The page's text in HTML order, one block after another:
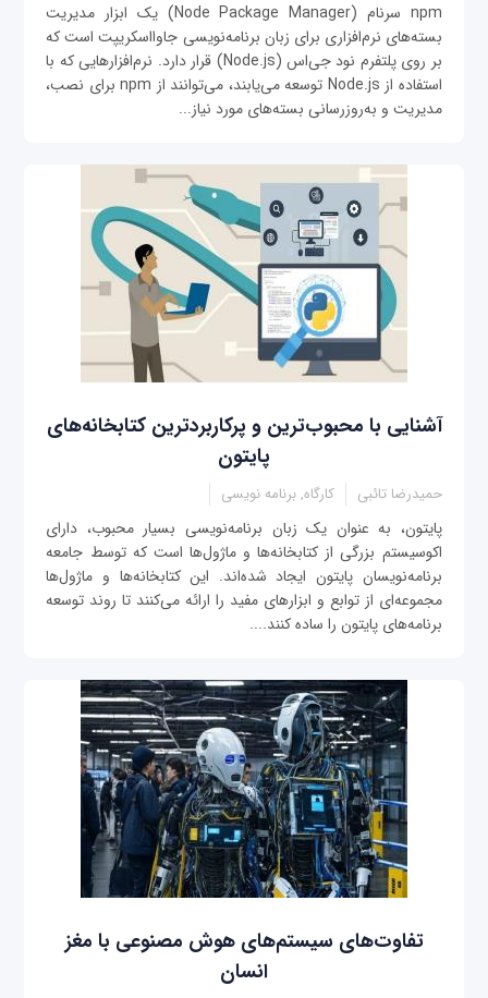
npm سرنام (Node Package Manager) یک ابزار مدیریت
بسته‌های نرم‌افزاری برای زبان برنامه‌نویسی جاوااسکریپت است که
بر روی پلتفرم نود جی‌اس (Node.js) قرار دارد. نرم‌افزارهایی که با
استفاده از Node.js توسعه می‌یابند، می‌توانند از npm برای نصب،
مدیریت و به‌روزرسانی بسته‌های مورد نیاز...
آشنایی با محبوب‌ترین و پرکاربردترین کتابخانه‌های
پایتون
حمیدرضا تائبی کارگاه, برنامه نویسی
پایتون، به عنوان یک زبان برنامه‌نویسی بسیار محبوب، دارای
اکوسیستم بزرگی از کتابخانه‌ها و ماژول‌ها است که توسط جامعه
برنامه‌نویسان پایتون ایجاد شده‌اند. این کتابخانه‌ها و ماژول‌ها
مجموعه‌ای از توابع و ابزارهای مفید را ارائه می‌کنند تا روند توسعه
برنامه‌های پایتون را ساده کنند....
تفاوت‌های سیستم‌های هوش مصنوعی با مغز
انسان